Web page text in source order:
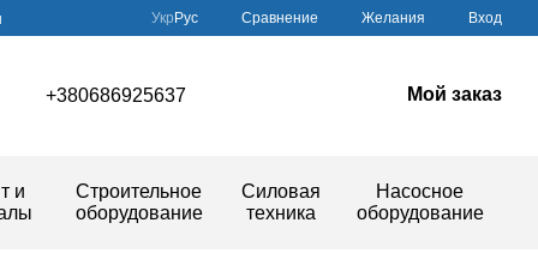
Укр Рус Сравнение Желания Вход
+380686925637 Мой заказ
и
Строительное
оборудование
Силовая
техника
Насосное
оборудование